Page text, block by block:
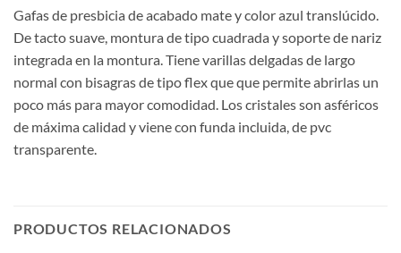
Gafas de presbicia de acabado mate y color azul translúcido.
De tacto suave, montura de tipo cuadrada y soporte de nariz
integrada en la montura. Tiene varillas delgadas de largo
normal con bisagras de tipo flex que que permite abrirlas un
poco más para mayor comodidad. Los cristales son asféricos
de máxima calidad y viene con funda incluida, de pvc
transparente.
PRODUCTOS RELACIONADOS